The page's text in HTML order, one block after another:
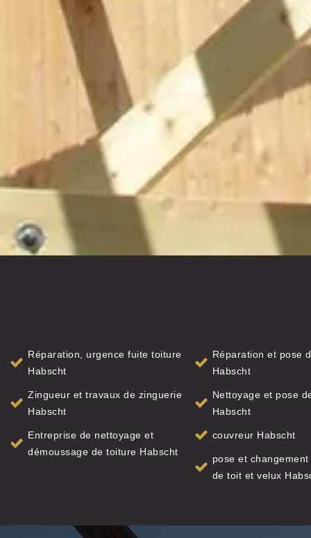
Réparation, urgence fuite toiture
Habscht
Zingueur et travaux de zinguerie
Habscht
Entreprise de nettoyage et
démoussage de toiture Habscht
Réparation et pose
Habscht
Nettoyage et pose
Habscht
couvreur Habscht
pose et
de toit et velux